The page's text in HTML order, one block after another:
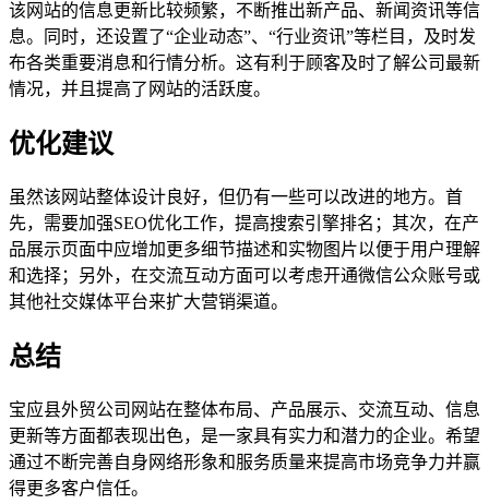
该网站的信息更新比较频繁，不断推出新产品、新闻资讯等信
息。同时，还设置了“企业动态”、“行业资讯”等栏目，及时发
布各类重要消息和行情分析。这有利于顾客及时了解公司最新
情况，并且提高了网站的活跃度。
优化建议
虽然该网站整体设计良好，但仍有一些可以改进的地方。首
先，需要加强SEO优化工作，提高搜索引擎排名；其次，在产
品展示页面中应增加更多细节描述和实物图片以便于用户理解
和选择；另外，在交流互动方面可以考虑开通微信公众账号或
其他社交媒体平台来扩大营销渠道。
总结
宝应县外贸公司网站在整体布局、产品展示、交流互动、信息
更新等方面都表现出色，是一家具有实力和潜力的企业。希望
通过不断完善自身网络形象和服务质量来提高市场竞争力并赢
得更多客户信任。